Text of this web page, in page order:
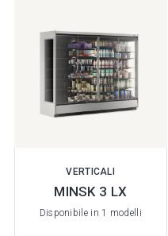
VERTICALI
MINSK 3 LX
Disponibile in 1 modelli